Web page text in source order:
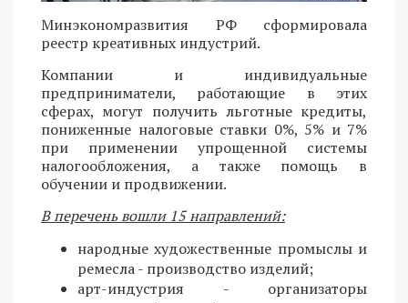
Минэкономразвития РФ сформировала
реестр креативных индустрий.
Компании и индивидуальные
предприниматели, работающие в этих
сферах, могут получить льготные кредиты,
пониженные налоговые ставки 0%, 5% и 7%
при применении упрощенной системы
налогообложения, а также помощь в
обучении и продвижении.
В перечень вошли 15 направлений:
народные художественные промыслы и
ремесла - производство изделий;
арт-индустрия - организаторы